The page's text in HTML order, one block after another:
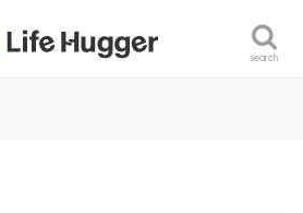
search